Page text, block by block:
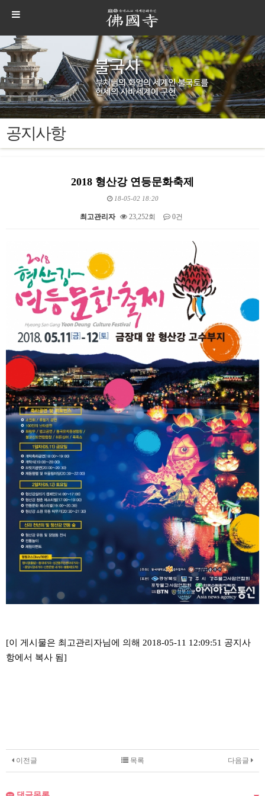
공지사항
2018 형산강 연등문화축제
18-05-02 18:20
최고관리자 23,252회 0건
[이 게시물은 최고관리자님에 의해 2018-05-11 12:09:51 공지사
항에서 복사 됨]
이전글 다음글
목록